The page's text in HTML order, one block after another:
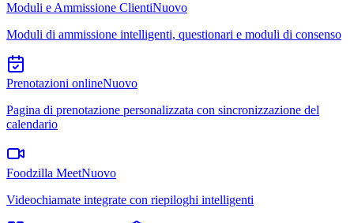
Moduli e Ammissione ClientiNuovo
Moduli di ammissione intelligenti, questionari e moduli di consenso
Prenotazioni onlineNuovo
Pagina di prenotazione personalizzata con sincronizzazione del
calendario
Foodzilla MeetNuovo
Videochiamate integrate con riepiloghi intelligenti